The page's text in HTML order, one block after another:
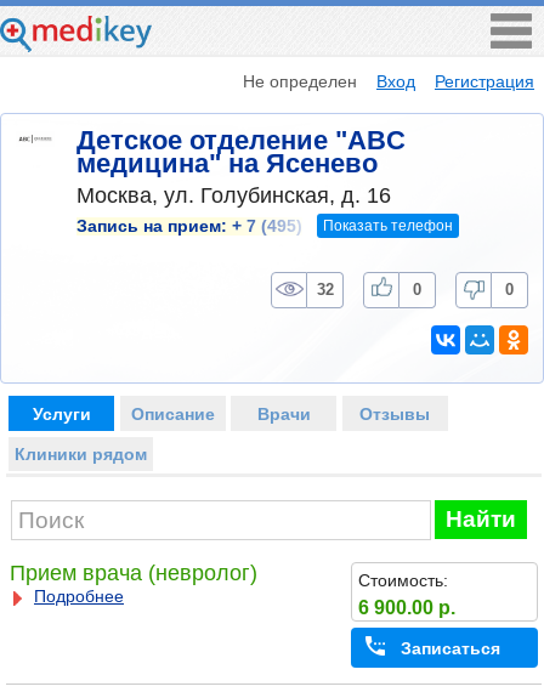
Не определен Вход Регистрация
Детское отделение "ABC
медицина" на Ясенево
Москва, ул. Голубинская, д. 16
Запись на прием: + 7 (495) Показать телефон
32 0 0
Услуги Описание Врачи Отзывы
Клиники рядом
Найти
Прием врача (невролог)
Подробнее
Стоимость:
6 900.00 р.
Записаться